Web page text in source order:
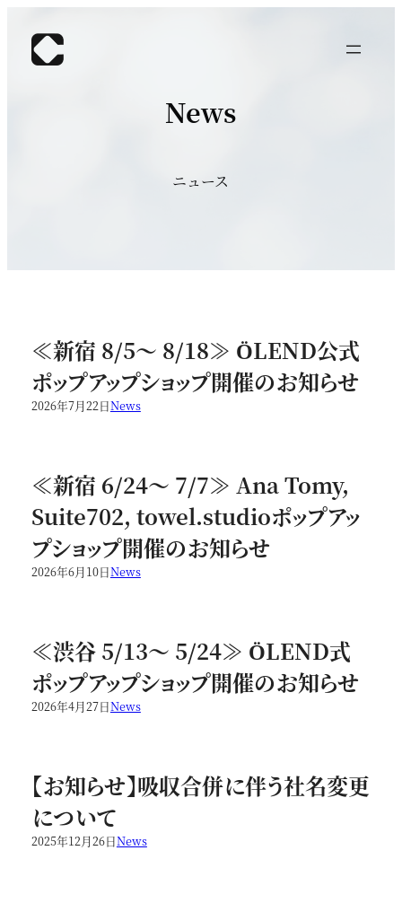
News
ニュース
≪新宿 8/5～ 8/18≫ ÖLEND公式
ポップアップショップ開催のお知らせ
2026年7月22日News
≪新宿 6/24～ 7/7≫ Ana Tomy,
Suite702, towel.studioポップアッ
プショップ開催のお知らせ
2026年6月10日News
≪渋谷 5/13～ 5/24≫ ÖLEND式
ポップアップショップ開催のお知らせ
2026年4月27日News
【お知らせ】吸収合併に伴う社名変更
について
2025年12月26日News